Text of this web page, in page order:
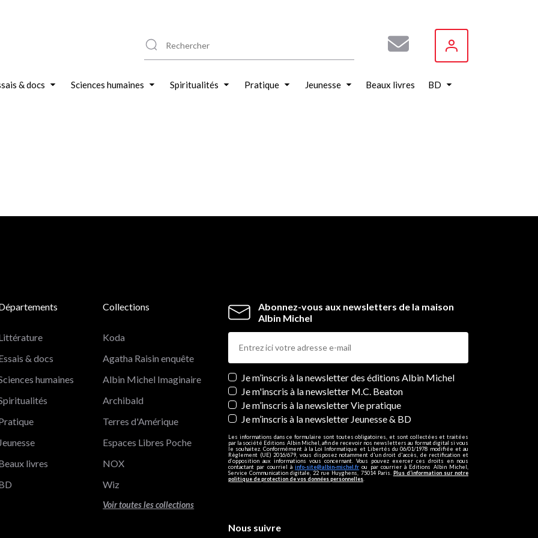
& docs Sciences humaines Spiritualités Pratique Jeunesse Beaux livres BD
Abonnez-vous aux newsletters de la maison
Albin Michel
Newsletters
Je m’inscris à la newsletter des éditions Albin Michel
Je m'inscris à la newsletter M.C. Beaton
Je m’inscris à la newsletter Vie pratique
Je m’inscris à la newsletter Jeunesse & BD
Les informations dans ce formulaire sont toutes obligatoires, et sont collectées et traitées
par la société Editions Albin Michel, afin de recevoir nos newsletters au format digital si vous
le souhaitez. Conformément à la Loi Informatique et Libertés du 06/01/1978 modifiée et au
Règlement (UE) 2016/679, vous disposez notamment d'un droit d'accès, de rectification et
d’opposition aux informations vous concernant. Vous pouvez exercer ces droits en nous
contactant par courriel àinfo-site@albin-michel.fr ou par courrier à Editions Albin Michel,
Service Communication digitale, 22 rue Huyghens, 75014 Paris. Plus d’information sur notre
politique de protection de vos données personnelles
& docs
humaines
Jeunesse
livres
Collections
Koda
Agatha Raisin enquête
Albin Michel Imaginaire
Archibald
Terres d'Amérique
Espaces Libres Poche
NOX
Wiz
Voir toutes les collections
Nous suivre